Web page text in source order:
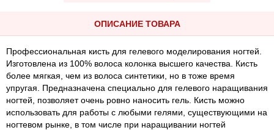
ОПИСАНИЕ ТОВАРА
Профессиональная кисть для гелевого моделирования ногтей.
Изготовлена из 100% волоса колонка высшего качества. Кисть
более мягкая, чем из волоса синтетики, но в тоже время
упругая. Предназначена специально для гелевого наращивания
ногтей, позволяет очень ровно наносить гель. Кисть можно
использовать для работы с любыми гелями, существующими на
ногтевом рынке, в том числе при наращивании ногтей